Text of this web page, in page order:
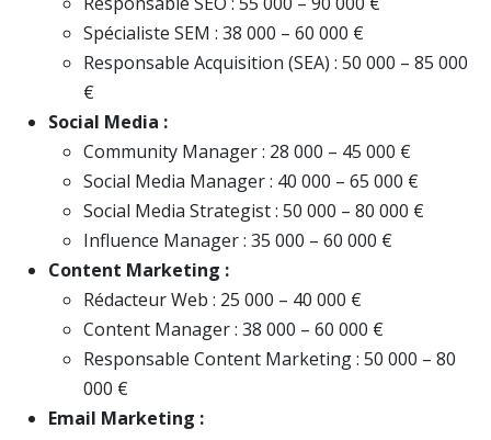
Spécialiste SEM : 38 000 – 60 000 €
Responsable Acquisition (SEA) : 50 000 – 85 000
€
Social Media :
Community Manager : 28 000 – 45 000 €
Social Media Manager : 40 000 – 65 000 €
Social Media Strategist : 50 000 – 80 000 €
Influence Manager : 35 000 – 60 000 €
Content Marketing :
Rédacteur Web : 25 000 – 40 000 €
Content Manager : 38 000 – 60 000 €
Responsable Content Marketing : 50 000 – 80
000 €
Email Marketing :